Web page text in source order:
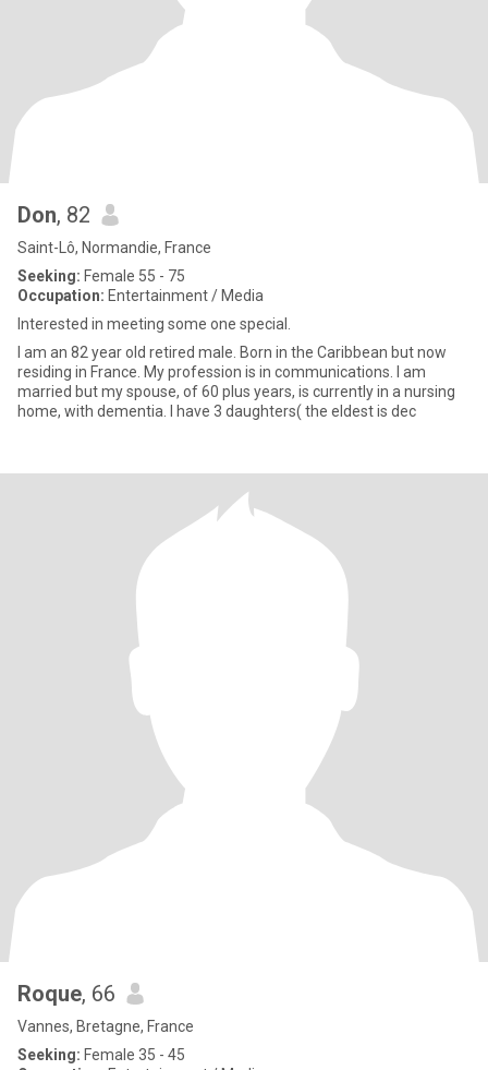
Don, 82
Saint-Lô, Normandie, France
Seeking: Female 55 - 75
Occupation: Entertainment / Media
Interested in meeting some one special.
I am an 82 year old retired male. Born in the Caribbean but now
residing in France. My profession is in communications. I am
married but my spouse, of 60 plus years, is currently in a nursing
home, with dementia. I have 3 daughters( the eldest is dec
Roque, 66
Vannes, Bretagne, France
Seeking: Female 35 - 45